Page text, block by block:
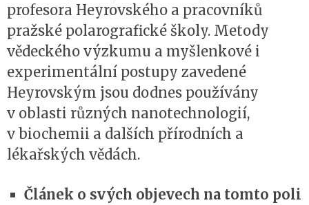
profesora Heyrovského a pracovníků
pražské polarografické školy. Metody
vědeckého výzkumu a myšlenkové i
experimentální postupy zavedené
Heyrovským jsou dodnes používány
v oblasti různých nanotechnologií,
v biochemii a dalších přírodních a
lékařských vědách.
Článek o svých objevech na tomto poli